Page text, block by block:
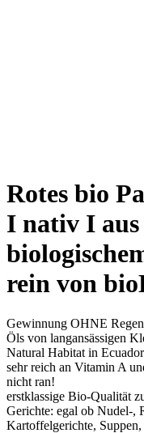
Rotes bio
I nativ I
rein von
Gewinnung OHNE
Öls von langansässigen
Natural Habitat in
sehr reich an Vitamin A
nicht ran!
erstklassige Bio-Qualität
Gerichte: egal ob Nudel-,
Kartoffelgerichte,